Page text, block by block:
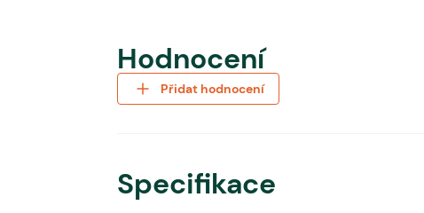
Hodnocení
Přidat hodnocení
Specifikace